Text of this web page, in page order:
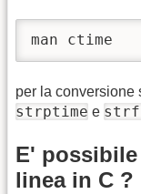
man ctime
per la conversione
strptime e
E' possibile
linea in C ?